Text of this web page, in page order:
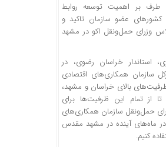
طرف بر اهمیت توسعه روابط
کشورهای عضو سازمان تاکید و
وزرای حمل‌ونقل اکو در مشهد
استاندار خراسان رضوی، در
سازمان همکاری‌های اقتصادی
ظرفیت‌های بالای خراسان و مشهد،
از تمام این ظرفیت‌ها برای
حمل‌ونقل سازمان همکاری‌های
در ماه‌های آینده در مشهد مقدس
کنیم.